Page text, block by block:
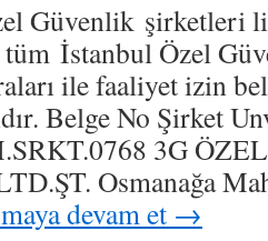
Güvenlik şirketleri
tüm İstanbul Özel
ile faaliyet izin
Belge No Şirket
3G
Osmanağa
devam et →